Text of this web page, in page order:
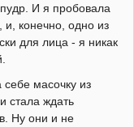
И я пробовала
и, конечно, одно из
для лица - я никак
масочку из
стала ждать
Ну они и не